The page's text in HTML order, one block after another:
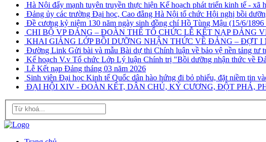
Hà Nội đẩy mạnh tuyên truyền thực hiện Kế hoạch phát triển kinh tế - xã
Đảng ủy các trường Đại học, Cao đẳng Hà Nội tổ chức Hội nghị bồi
Đề cương kỷ niệm 130 năm ngày sinh đồng chí Hồ Tùng Mậu (15/6/1896
CHI BỘ VP ĐẢNG – ĐOÀN THỂ TỔ CHỨC LỄ KẾT NẠP ĐẢNG
KHAI GIẢNG LỚP BỒI DƯỠNG NHẬN THỨC VỀ ĐẢNG – ĐỢT I
Đường Link Gửi bài và mẫu Bài dự thi Chính luận về bảo vệ nền tảng
Kế hoạch V.v Tổ chức Lớp Lý luận Chính trị "Bồi dưỡng nhận thức về
Lễ Kết nạp Đảng tháng 03 năm 2026
Sinh viên Đại học Kinh tế Quốc dân hào hứng đi bỏ phiếu, đặt niềm tin
ĐẠI HỘI XIV - ĐOÀN KẾT, DÂN CHỦ, KỶ CƯƠNG, ĐỘT PHÁ,